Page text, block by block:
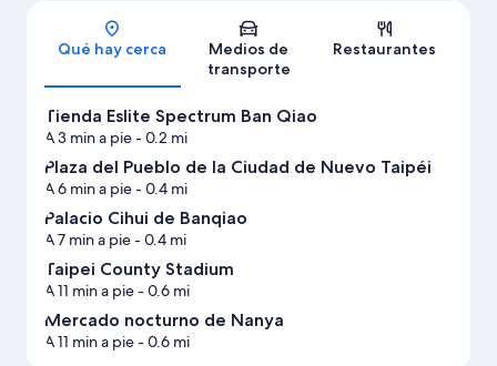
Qué hay cerca
Medios de
transporte
Restaurantes
Tienda Eslite Spectrum Ban Qiao
A 3 min a pie- 0.2 mi
Plaza del Pueblo de la Ciudad de Nuevo Taipéi
A 6 min a pie- 0.4 mi
Palacio Cihui de Banqiao
A 7 min a pie- 0.4 mi
Taipei County Stadium
A 11 min a pie- 0.6 mi
Mercado nocturno de Nanya
A 11 min a pie- 0.6 mi